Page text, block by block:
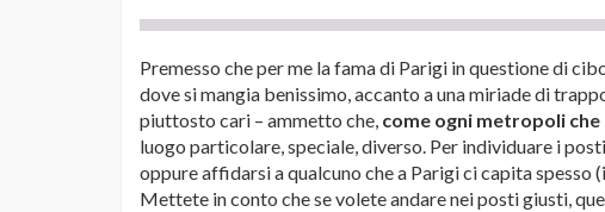
Premesso che per me la fama di Parigi in questione di
dove si mangia benissimo, accanto a una miriade di
piuttosto cari – ammetto che, come ogni metropoli
luogo particolare, speciale, diverso. Per individuare i
oppure affidarsi a qualcuno che a Parigi ci capita spesso
Mettete in conto che se volete andare nei posti giusti,